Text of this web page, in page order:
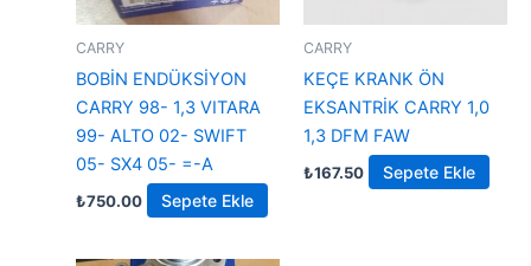
CARRY
BOBİN ENDÜKSİYON
CARRY 98- 1,3 VITARA
99- ALTO 02- SWIFT
05- SX4 05- =-A
₺750.00 Sepete Ekle
CARRY
KEÇE KRANK ÖN
EKSANTRİK CARRY 1,0
1,3 DFM FAW
₺167.50 Sepete Ekle